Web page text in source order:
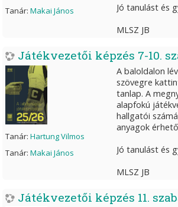
Jó tanulást és
MLSZ JB
Tanár:Makai János
Játékvezetői képzés 7-10.
A baloldalon
szövegre
tanlap. A
alapfokú
hallgatói
anyagok
Jó tanulást és
MLSZ JB
Tanár:Hartung Vilmos
Tanár:Makai János
Játékvezetői képzés 11.